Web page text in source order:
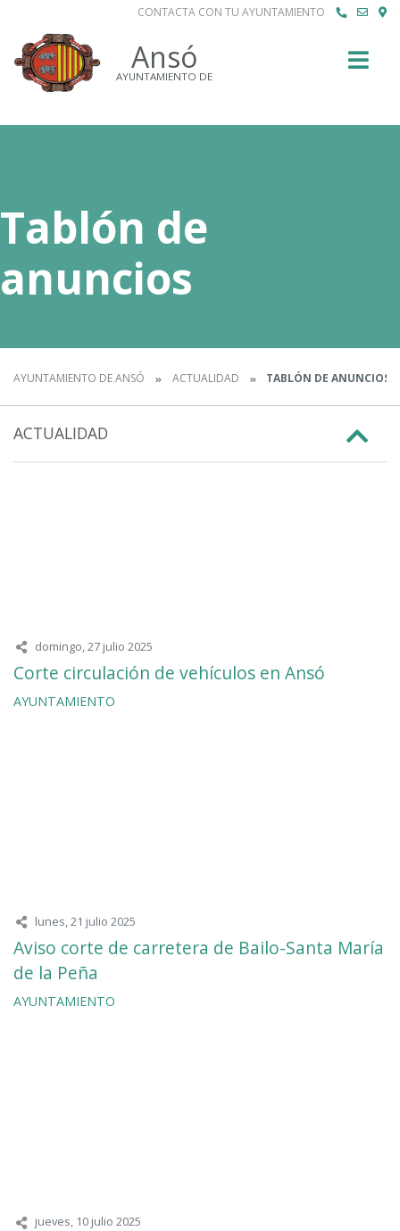
CONTACTA CON TU AYUNTAMIENTO
Ansó
AYUNTAMIENTO DE
Tablón de
anuncios
AYUNTAMIENTO DE ANSÓ ACTUALIDAD TABLÓN DE ANUNCIOS
ACTUALIDAD
domingo, 27 julio 2025
Corte circulación de vehículos en Ansó
AYUNTAMIENTO
lunes, 21 julio 2025
Aviso corte de carretera de Bailo-Santa María
de la Peña
AYUNTAMIENTO
jueves, 10 julio 2025